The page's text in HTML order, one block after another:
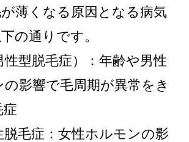
薄くなる原因となる病気
の通りです。
性型脱毛症）：年齢や男性
影響で毛周期が異常をき
症
脱毛症：女性ホルモンの影